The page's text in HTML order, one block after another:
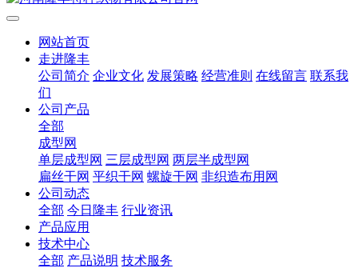
网站首页
走进隆丰
公司简介 企业文化 发展策略 经营准则 在线留言 联系我
们
公司产品
全部
成型网
单层成型网 三层成型网 两层半成型网
扁丝干网 平织干网 螺旋干网 非织造布用网
公司动态
全部 今日隆丰 行业资讯
产品应用
技术中心
全部 产品说明 技术服务